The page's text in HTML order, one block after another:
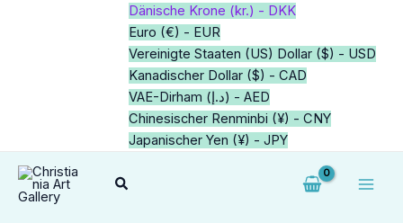
Dänische Krone (kr.) - DKK
Euro (€) - EUR
Vereinigte Staaten (US) Dollar ($) - USD
Kanadischer Dollar ($) - CAD
VAE-Dirham (د.إ) - AED
Chinesischer Renminbi (¥) - CNY
Japanischer Yen (¥) - JPY
Suchen
Produkte
1
Produkt
5
Produkte
Produkte
Produkte
34
Produkte
34
Produkte
1
Produkt
1
Produkt
Produkt
1
Produkt
Produkte
21
Produkte
14
Produkte